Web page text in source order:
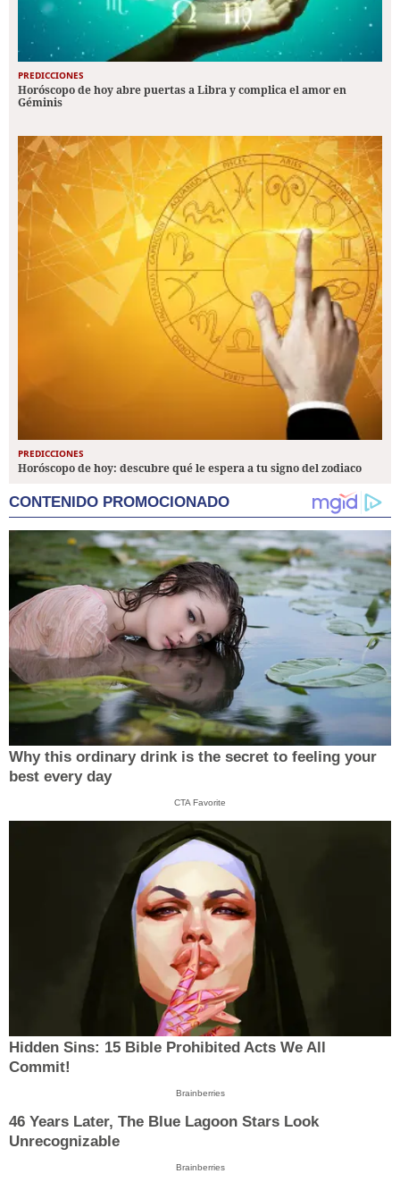
PREDICCIONES
Horóscopo de hoy abre puertas a Libra y complica el amor en
Géminis
PREDICCIONES
Horóscopo de hoy: descubre qué le espera a tu signo del zodiaco
CONTENIDO PROMOCIONADO
Why this ordinary drink is the secret to feeling your
best every day
CTA Favorite
Hidden Sins: 15 Bible Prohibited Acts We All
Commit!
Brainberries
46 Years Later, The Blue Lagoon Stars Look
Unrecognizable
Brainberries